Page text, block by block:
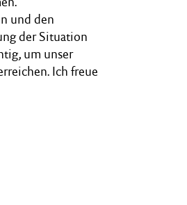
und den
der Situation
um unser
Ich freue